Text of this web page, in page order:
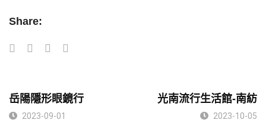
Share:
岳陽隱形眼鏡行
2023-09-01
光南流行生活館-南紡
2023-10-05